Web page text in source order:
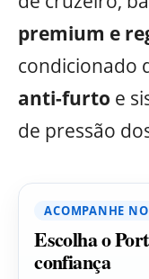
premium e
condicionado
anti-furto e
de pressão
ACOMPANHE
Escolha o
confiança